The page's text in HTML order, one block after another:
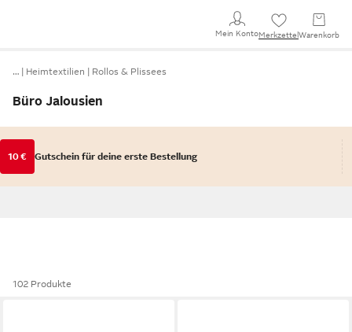
Mein KontoMerkzettel Warenkorb
… Heimtextilien Rollos & Plissees
Büro Jalousien
10 € Gutschein für deine erste Bestellung
102 Produkte